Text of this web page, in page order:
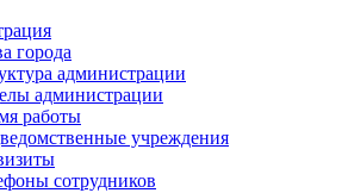
города
администрации
администрации
работы
учреждения
сотрудников